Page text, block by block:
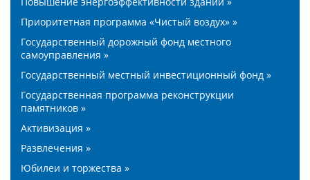
Приоритетная программа «Чистый воздух» »
Государственный дорожный фонд местного
самоуправления »
Государственный местный инвестиционный фонд »
Государственная программа реконструкции
памятников »
Активизация »
Развлечения »
Юбилеи и торжества »